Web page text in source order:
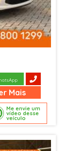
Me envie um
vídeo desse
veículo
Mais